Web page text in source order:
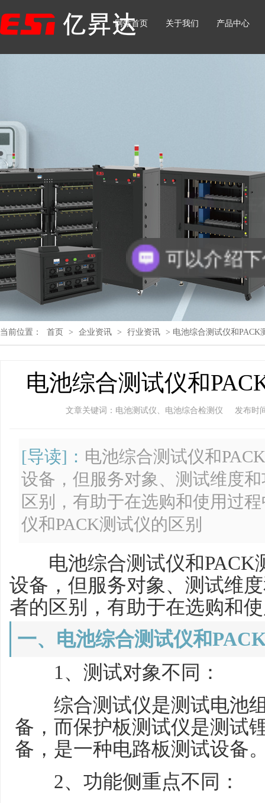
网站首页 关于我们 产品中心
当前位置： 首页 > 企业资讯 > 行业资讯 > 电池综合测试仪和PACK
电池综合测试仪和
文章关键词：电池测试仪、电池综合检测仪 发布时
[导读]： 电池综合测试仪和
设备，但服务对象、测试维度
区别，有助于在选购和使用过
仪和PACK测试仪的区别
电池综合测试仪和PACK
设备，但服务对象、测试维
者的区别，有助于在选购和
一、电池综合测试仪和
1、测试对象不同：
综合测试仪是测试电池组
备，而保护板测试仪是测试
备，是一种电路板测试设备
2、功能侧重点不同：